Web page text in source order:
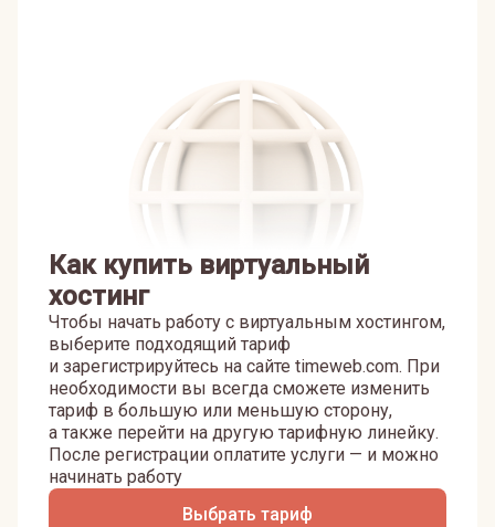
Как купить виртуальный
хостинг
Чтобы начать работу с виртуальным хостингом,
выберите подходящий тариф
и зарегистрируйтесь на сайте timeweb.com. При
необходимости вы всегда сможете изменить
тариф в большую или меньшую сторону,
а также перейти на другую тарифную линейку.
После регистрации оплатите услуги — и можно
начинать работу
Выбрать тариф